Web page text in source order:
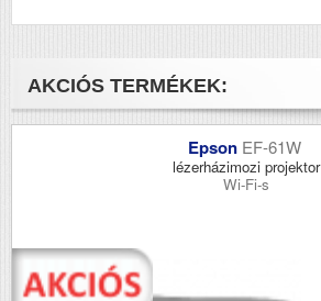
AKCIÓS TERMÉKEK:
Epson EF-61W
lézerházimozi projektor
Wi-Fi-s